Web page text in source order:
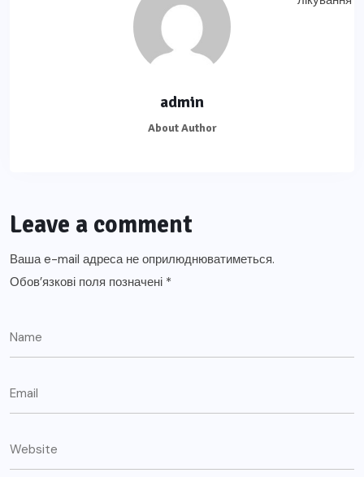
admin
About Author
Leave a comment
Ваша e-mail адреса не оприлюднюватиметься.
Обов’язкові поля позначені *